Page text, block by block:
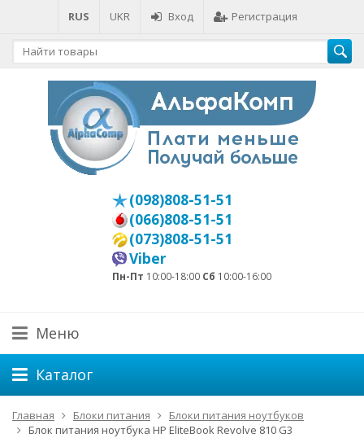
RUS UKR Вход Регистрация
(098)808-51-51
(066)808-51-51
(073)808-51-51
Viber
Пн-Пт 10:00-18:00 Сб 10:00-16:00
Меню
Каталог
Главная Блоки питания
Блоки питания ноутбуков
Блок питания ноутбука HP EliteBook Revolve 810 G3